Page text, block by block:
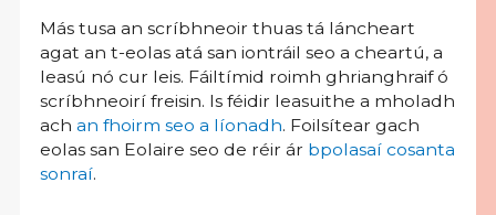
Más tusa an scríbhneoir thuas tá láncheart
agat an t-eolas atá san iontráil seo a cheartú, a
leasú nó cur leis. Fáiltímid roimh ghrianghraif ó
scríbhneoirí freisin. Is féidir leasuithe a mholadh
ach an fhoirm seo a líonadh. Foilsítear gach
eolas san Eolaire seo de réir ár bpolasaí cosanta
sonraí.